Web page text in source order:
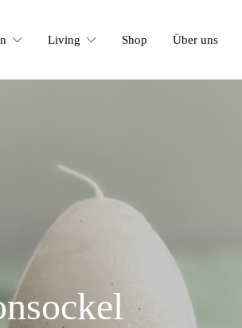
Living Shop Über uns